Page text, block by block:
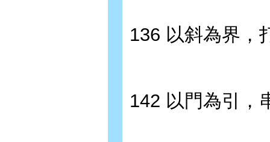
136 以斜為界，
142 以門為引，